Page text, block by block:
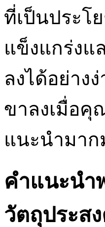
ที่เป็นประโ
แข็งแกร่งแ
ลงได้อย่าง
ขาลงเมื่อคุ
แนะนำมาก
คำแนะนำ
วัตถุประส